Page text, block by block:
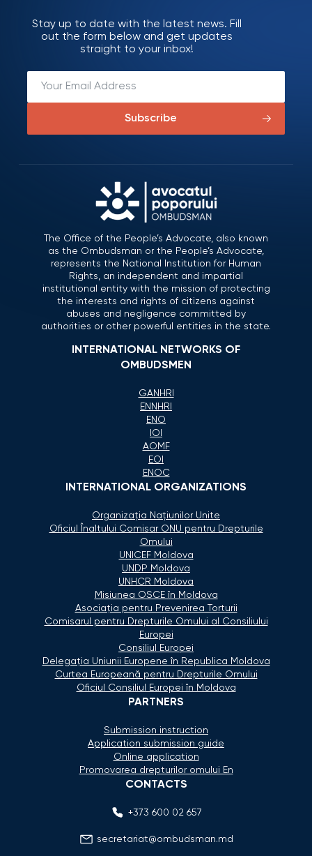
Stay up to date with the latest news. Fill
out the form below and get updates
straight to your inbox!
Subscribe
The Office of the People’s Advocate, also known
as the Ombudsman or the People’s Advocate,
represents the National Institution for Human
Rights, an independent and impartial
institutional entity with the mission of protecting
the interests and rights of citizens against
abuses and negligence committed by
authorities or other powerful entities in the state.
INTERNATIONAL NETWORKS OF
OMBUDSMEN
GANHRI
ENNHRI
ENO
IOI
AOMF
EOI
ENOC
INTERNATIONAL ORGANIZATIONS
Organizaţia Naţiunilor Unite
Oficiul Înaltului Comisar ONU pentru Drepturile
Omului
UNICEF Moldova
UNDP Moldova
UNHCR Moldova
Misiunea OSCE în Moldova
Asociaţia pentru Prevenirea Torturii
Comisarul pentru Drepturile Omului al Consiliului
Europei
Consiliul Europei
Delegaţia Uniunii Europene în Republica Moldova
Curtea Europeană pentru Drepturile Omului
Oficiul Consiliul Europei în Moldova
PARTNERS
Submission instruction
Application submission guide
Online application
Promovarea drepturilor omului En
CONTACTS
+373 600 02 657
secretariat@ombudsman.md